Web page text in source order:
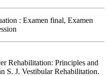
: Examen final, Examen
Rehabilitation: Principles and
S. J. Vestibular Rehabilitation.